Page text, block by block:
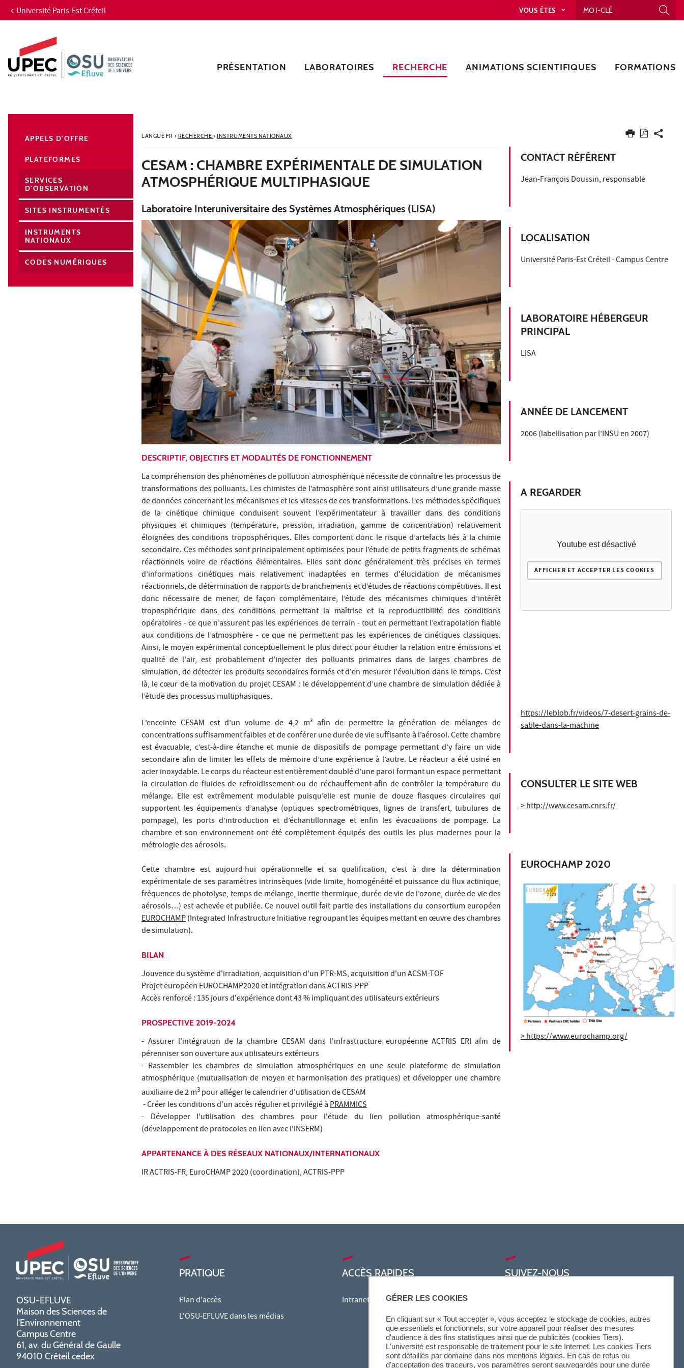
GÉRER LES COOKIES
En cliquant sur « Tout accepter », vous acceptez le stockage de cookies, autres
que essentiels et fonctionnels, sur votre appareil pour réaliser des mesures
d'audience à des fins statistiques ainsi que de publicités (cookies Tiers).
L'université est responsable de traitement pour le site Internet. Les cookies Tiers
sont détaillés par domaine dans nos mentions légales. En cas de refus ou
d'acceptation des traceurs, vos paramètres seront sauvegardés pour une durée
Aller au contenu
Accès directs
Recherche
Navigation secondaire
Université Paris-Est Créteil VOUS ÊTES
PRÉSENTATION LABORATOIRES RECHERCHE ANIMATIONS SCIENTIFIQUES FORMATIONS
LANGUE FR › RECHERCHE› INSTRUMENTS NATIONAUX
CESAM : CHAMBRE EXPÉRIMENTALE DE SIMULATION
ATMOSPHÉRIQUE MULTIPHASIQUE
Laboratoire Interuniversitaire des Systèmes Atmosphériques (LISA)
DESCRIPTIF, OBJECTIFS ET MODALITÉS DE FONCTIONNEMENT
La compréhension des phénomènes de pollution atmosphérique nécessite de connaître les processus de
transformations des polluants. Les chimistes de l’atmosphère sont ainsi utilisateurs d’une grande masse
de données concernant les mécanismes et les vitesses de ces transformations. Les méthodes spécifiques
de la cinétique chimique conduisent souvent l’expérimentateur à travailler dans des conditions
physiques et chimiques (température, pression, irradiation, gamme de concentration) relativement
éloignées des conditions troposphériques. Elles comportent donc le risque d’artefacts liés à la chimie
secondaire. Ces méthodes sont principalement optimisées pour l’étude de petits fragments de schémas
réactionnels voire de réactions élémentaires. Elles sont donc généralement très précises en termes
d’informations cinétiques mais relativement inadaptées en termes d'élucidation de mécanismes
réactionnels, de détermination de rapports de branchements et d’études de réactions compétitives. Il est
donc nécessaire de mener, de façon complémentaire, l’étude des mécanismes chimiques d’intérêt
troposphérique dans des conditions permettant la maîtrise et la reproductibilité des conditions
opératoires - ce que n’assurent pas les expériences de terrain - tout en permettant l’extrapolation fiable
aux conditions de l’atmosphère - ce que ne permettent pas les expériences de cinétiques classiques.
Ainsi, le moyen expérimental conceptuellement le plus direct pour étudier la relation entre émissions et
qualité de l'air, est probablement d'injecter des polluants primaires dans de larges chambres de
simulation, de détecter les produits secondaires formés et d'en mesurer l'évolution dans le temps. C’est
là, le cœur de la motivation du projet CESAM : le développement d’une chambre de simulation dédiée à
l’étude des processus multiphasiques.
L’enceinte CESAM est d’un volume de 4,2 m3afin de permettre la génération de mélanges de
concentrations suffisamment faibles et de conférer une durée de vie suffisante à l’aérosol. Cette chambre
est évacuable, c’est-à-dire étanche et munie de dispositifs de pompage permettant d’y faire un vide
secondaire afin de limiter les effets de mémoire d’une expérience à l’autre. Le réacteur a été usiné en
acier inoxydable. Le corps du réacteur est entièrement doublé d’une paroi formant un espace permettant
la circulation de fluides de refroidissement ou de réchauffement afin de contrôler la température du
mélange. Elle est extrêmement modulable puisqu’elle est munie de douze flasques circulaires qui
supportent les équipements d’analyse (optiques spectrométriques, lignes de transfert, tubulures de
pompage), les ports d’introduction et d’échantillonnage et enfin les évacuations de pompage. La
chambre et son environnement ont été complètement équipés des outils les plus modernes pour la
métrologie des aérosols.
Cette chambre est aujourd’hui opérationnelle et sa qualification, c’est à dire la détermination
expérimentale de ses paramètres intrinsèques (vide limite, homogénéité et puissance du flux actinique,
fréquences de photolyse, temps de mélange, inertie thermique, durée de vie de l’ozone, durée de vie des
aérosols…) est achevée et publiée. Ce nouvel outil fait partie des installations du consortium européen
EUROCHAMP(Integrated Infrastructure Initiative regroupant les équipes mettant en œuvre des chambres
de simulation).
BILAN
Jouvence du système d'irradiation, acquisition d'un PTR-MS, acquisition d'un ACSM-TOF
Projet européen EUROCHAMP2020 et intégration dans ACTRIS-PPP
Accès renforcé : 135 jours d'expérience dont 43 % impliquant des utilisateurs extérieurs
PROSPECTIVE 2019-2024
- Assurer l'intégration de la chambre CESAM dans l'infrastructure européenne ACTRIS ERI afin de
pérenniser son ouverture aux utilisateurs extérieurs
- Rassembler les chambres de simulation atmosphériques en une seule plateforme de simulation
atmosphérique (mutualisation de moyen et harmonisation des pratiques) et développer une chambre
auxiliaire de 2 m3 pour alléger le calendrier d'utilisation de CESAM
- Créer les conditions d'un accès régulier et privilégié àPRAMMICS
- Développer l'utilisation des chambres pour l'étude du lien pollution atmosphérique-santé
(développement de protocoles en lien avec l'INSERM)
APPARTENANCE À DES RÉSEAUX NATIONAUX/INTERNATIONAUX
IR ACTRIS-FR, EuroCHAMP 2020 (coordination), ACTRIS-PPP
CONTACT RÉFÉRENT
Jean-François Doussin, responsable
LOCALISATION
Université Paris-Est Créteil - Campus Centre
LABORATOIRE HÉBERGEUR
PRINCIPAL
LISA
ANNÉE DE LANCEMENT
2006 (labellisation par l’INSU en 2007)
A REGARDER
Youtube est désactivé
AFFICHER ET ACCEPTER LES COOKIES
https://leblob.fr/videos/7-desert-grains-de-
sable-dans-la-machine
CONSULTER LE SITE WEB
> http://www.cesam.cnrs.fr/
EUROCHAMP 2020
> https://www.eurochamp.org/
APPELS D'OFFRE
PLATEFORMES
SERVICES
D'OBSERVATION
SITES INSTRUMENTÉS
INSTRUMENTS
NATIONAUX
CODES NUMÉRIQUES
OSU-EFLUVE
Maison des Sciences de
l'Environnement
Campus Centre
61, av. du Général de Gaulle
94010 Créteil cedex
PRATIQUE
Plan d'accès
L'OSU-EFLUVE dans les médias
ACCÈS RAPIDES
Intranet des personnels
SUIVEZ-NOUS